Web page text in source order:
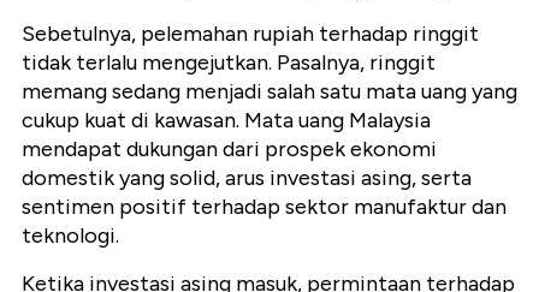
Sebetulnya, pelemahan rupiah terhadap ringgit
tidak terlalu mengejutkan. Pasalnya, ringgit
memang sedang menjadi salah satu mata uang yang
cukup kuat di kawasan. Mata uang Malaysia
mendapat dukungan dari prospek ekonomi
domestik yang solid, arus investasi asing, serta
sentimen positif terhadap sektor manufaktur dan
teknologi.
Ketika investasi asing masuk, permintaan terhadap